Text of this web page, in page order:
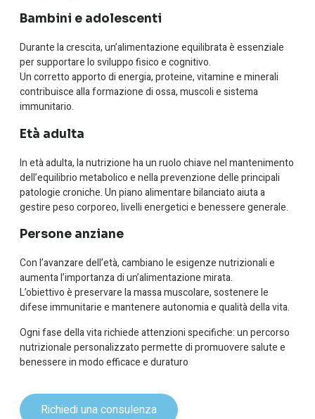
Bambini e adolescenti
Durante la crescita, un’alimentazione equilibrata è essenziale
per supportare lo sviluppo fisico e cognitivo.
Un corretto apporto di energia, proteine, vitamine e minerali
contribuisce alla formazione di ossa, muscoli e sistema
immunitario.
Età adulta
In età adulta, la nutrizione ha un ruolo chiave nel mantenimento
dell’equilibrio metabolico e nella prevenzione delle principali
patologie croniche. Un piano alimentare bilanciato aiuta a
gestire peso corporeo, livelli energetici e benessere generale.
Persone anziane
Con l’avanzare dell’età, cambiano le esigenze nutrizionali e
aumenta l’importanza di un’alimentazione mirata.
L’obiettivo è preservare la massa muscolare, sostenere le
difese immunitarie e mantenere autonomia e qualità della vita.
Ogni fase della vita richiede attenzioni specifiche: un percorso
nutrizionale personalizzato permette di promuovere salute e
benessere in modo efficace e duraturo
Richiedi una consulenza